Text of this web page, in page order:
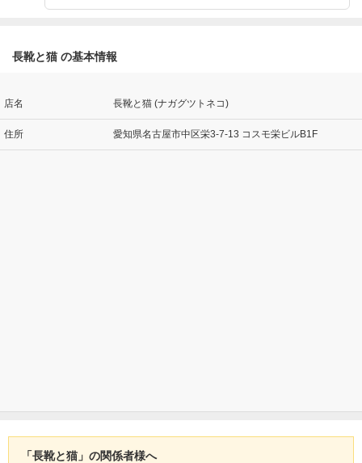
長靴と猫 の基本情報
店名 長靴と猫 (ナガグツトネコ)
住所 愛知県名古屋市中区栄3-7-13 コスモ栄ビルB1F
「長靴と猫」の関係者様へ